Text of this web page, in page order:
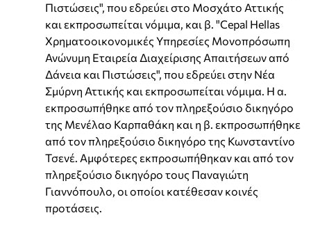
Πιστώσεις", που εδρεύει στο Μοσχάτο Αττικής
και εκπροσωπείται νόμιμα, και β. "Cepal Hellas
Χρηματοοικονομικές Υπηρεσίες Μονοπρόσωπη
Ανώνυμη Εταιρεία Διαχείρισης Απαιτήσεων από
Δάνεια και Πιστώσεις", που εδρεύει στην Νέα
Σμύρνη Αττικής και εκπροσωπείται νόμιμα. Η α.
εκπροσωπήθηκε από τον πληρεξούσιο δικηγόρο
της Μενέλαο Καρπαθάκη και η β. εκπροσωπήθηκε
από τον πληρεξούσιο δικηγόρο της Κωνσταντίνο
Τσενέ. Αμφότερες εκπροσωπήθηκαν και από τον
πληρεξούσιο δικηγόρο τους Παναγιώτη
Γιαννόπουλο, οι οποίοι κατέθεσαν κοινές
προτάσεις.